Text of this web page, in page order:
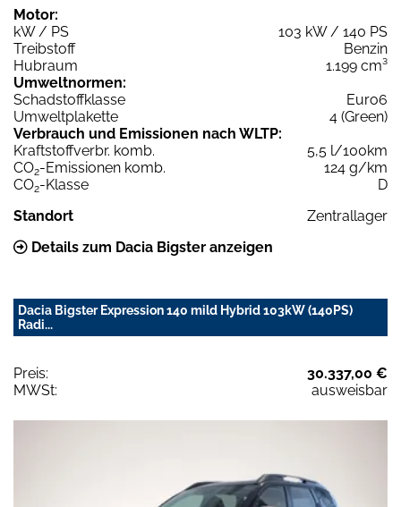
Motor:
kW / PS
103 kW / 140 PS
Treibstoff
Benzin
Hubraum
1.199 cm³
Umweltnormen:
Schadstoffklasse
Euro6
Umweltplakette
4 (Green)
Verbrauch und Emissionen nach WLTP:
Kraftstoffverbr. komb.
5,5 l/100km
CO2-Emissionen komb.
124 g/km
CO2-Klasse
D
Standort
Zentrallager
Details zum Dacia Bigster anzeigen
Dacia Bigster Expression 140 mild Hybrid 103kW (140PS)
Radi...
Preis:
30.337,00 €
MWSt:
ausweisbar